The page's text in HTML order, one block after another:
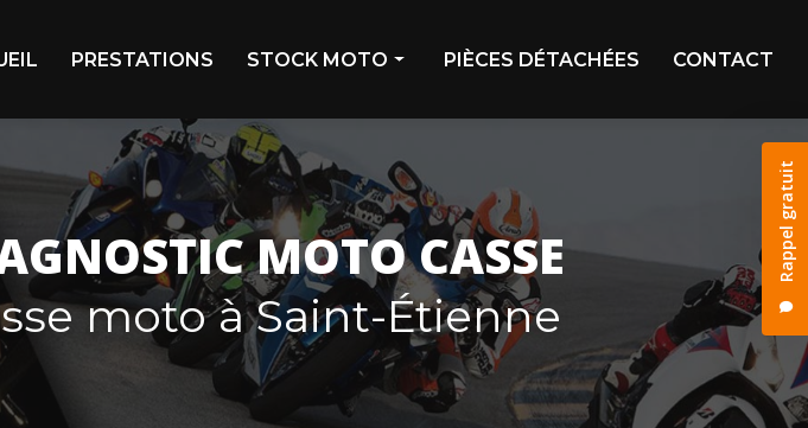
Rappel gratuit
PRESTATIONS STOCK MOTO
Arrivage
En stock
Motos déjà vendues
Motos réservées
PIÈCES DÉTACHÉES CONTACT
MOTO CASSE
moto à Saint-Étienne